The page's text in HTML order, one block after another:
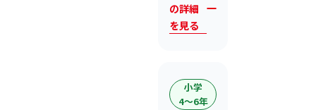
の詳細
を見る
小学
4〜6年